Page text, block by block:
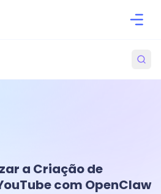
a Criação de
com OpenClaw